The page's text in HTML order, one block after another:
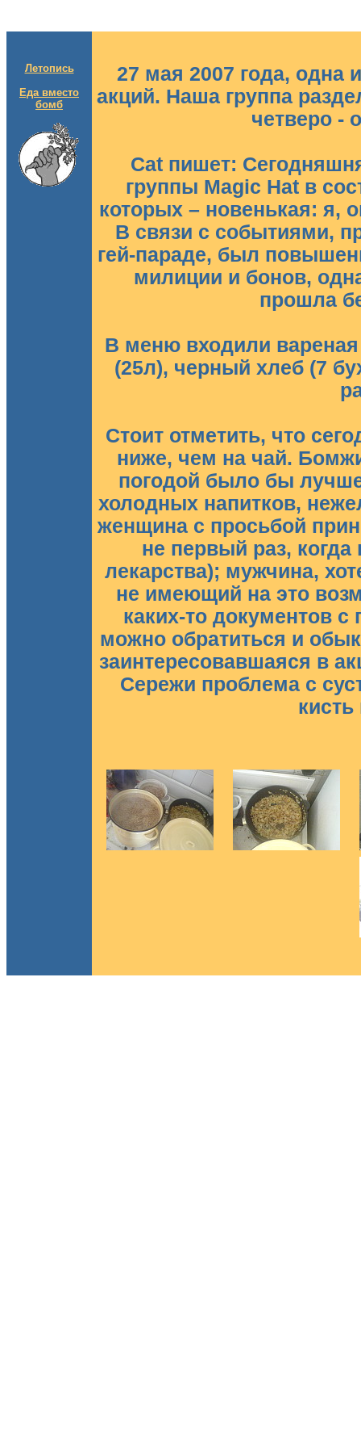
Летопись
Еда вместо
бомб
27 мая 2007 года, одна
акций. Наша группа
четверо -
Cat пишет:
группы Magic Hat в
которых – новенькая: я,
В связи с событиями,
гей-параде, был
милиции и бонов,
прошла
В меню входили
(25л), черный хлеб (7
Стоит отметить, что
ниже, чем на чай.
погодой было бы
холодных напитков,
женщина с просьбой
не первый раз,
лекарства); мужчина,
не имеющий на это
каких-то документов с
можно обратиться и
заинтересовавшаяся в
Сережи проблема с
кисть